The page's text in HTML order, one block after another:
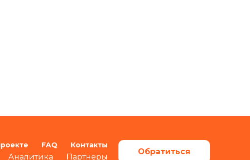
Аналитика Партнеры
FAQ Контакты
Обратиться